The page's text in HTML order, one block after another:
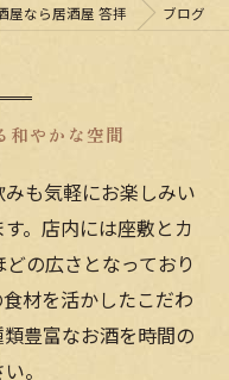
屋なら居酒屋 答拝 ブログ
和やかな空間
も気軽にお楽しみい
。店内には座敷とカ
の広さとなっており
材を活かしたこだわ
豊富なお酒を時間の
。